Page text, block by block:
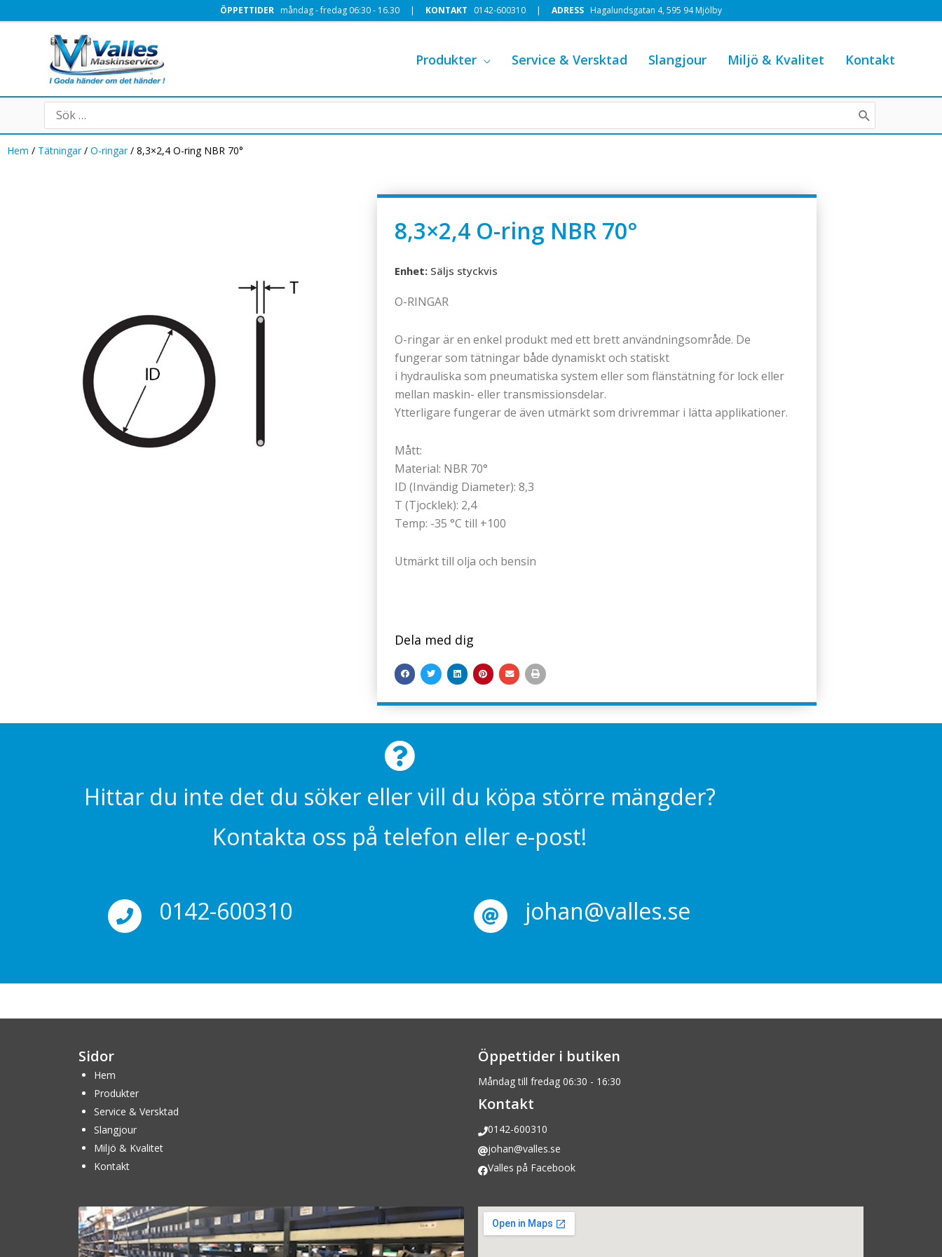
till
ÖPPETTIDER måndag - fredag 06:30 - 16.30 | KONTAKT 0142-600310 | ADRESS Hagalundsgatan 4, 595 94 Mjölby
Produkter Service & Versktad Slangjour Miljö & Kvalitet Kontakt
Search
for:
Hem / Tätningar/ O-ringar/ 8,3×2,4 O-ring NBR 70°
8,3×2,4 O-ring NBR 70°
Enhet: Säljs styckvis
O-RINGAR
O-ringar är en enkel produkt med ett brett användningsområde. De
fungerar som tätningar både dynamiskt och statiskt
i hydrauliska som pneumatiska system eller som flänstätning för lock eller
mellan maskin- eller transmissionsdelar.
Ytterligare fungerar de även utmärkt som drivremmar i lätta applikationer.
Mått:
Material: NBR 70°
ID (Invändig Diameter): 8,3
T (Tjocklek): 2,4
Temp: -35 °C till +100
Utmärkt till olja och bensin
Dela med dig
Hittar du inte det du söker eller vill du köpa större mängder?
Kontakta oss på telefon eller e-post!
0142-600310 johan@valles.se
Sidor
Hem
Produkter
Service & Versktad
Slangjour
Miljö & Kvalitet
Kontakt
Öppettider i butiken
Måndag till fredag 06:30 - 16:30
Kontakt
0142-600310
johan@valles.se
Valles på Facebook